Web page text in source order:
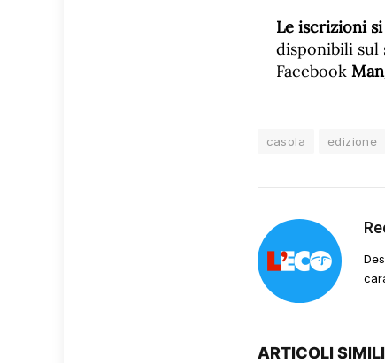
Le iscrizioni
disponibili sul
Facebook
casola edizione
ARTICOLI SIMILI